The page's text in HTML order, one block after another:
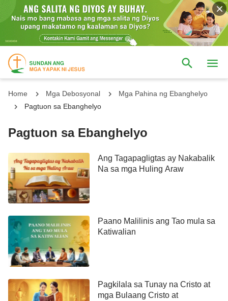
Home Mga Debosyonal
Mga Pahina ng Ebanghelyo
Pagtuon sa Ebanghelyo
Pagtuon sa Ebanghelyo
Ang Tagapagligtas ay Nakabalik
Na sa mga Huling Araw
Paano Malilinis ang Tao mula sa
Katiwalian
Pagkilala sa Tunay na Cristo at
mga Bulaang Cristo at